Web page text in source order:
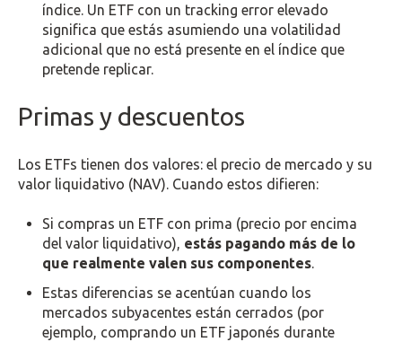
índice. Un ETF con un tracking error elevado
significa que estás asumiendo una volatilidad
adicional que no está presente en el índice que
pretende replicar.
Primas y descuentos
Los ETFs tienen dos valores: el precio de mercado y su
valor liquidativo (NAV). Cuando estos difieren:
Si compras un ETF con prima (precio por encima
del valor liquidativo), estás pagando más de lo
que realmente valen sus componentes.
Estas diferencias se acentúan cuando los
mercados subyacentes están cerrados (por
ejemplo, comprando un ETF japonés durante